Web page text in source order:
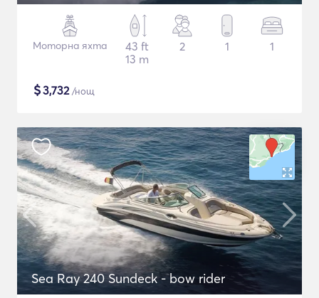
Моторна яхта
43 ft
13 m
2 1 1
$3,732/нощ
Sea Ray 240 Sundeck - bow rider